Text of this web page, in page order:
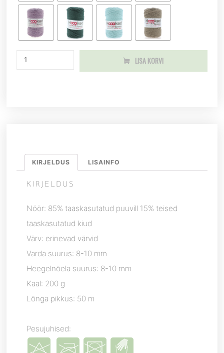
LISA KORVI
KIRJELDUS LISAINFO
KIRJELDUS
Nöör: 85% taaskasutatud puuvill 15% teised
taaskasutatud kiud
Värv: erinevad värvid
Varda suurus: 8-10 mm
Heegelnõela suurus: 8-10 mm
Kaal: 200 g
Lõnga pikkus: 50 m
Pesujuhised: